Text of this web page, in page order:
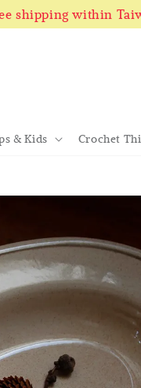
shipping within
& Kids Crochet